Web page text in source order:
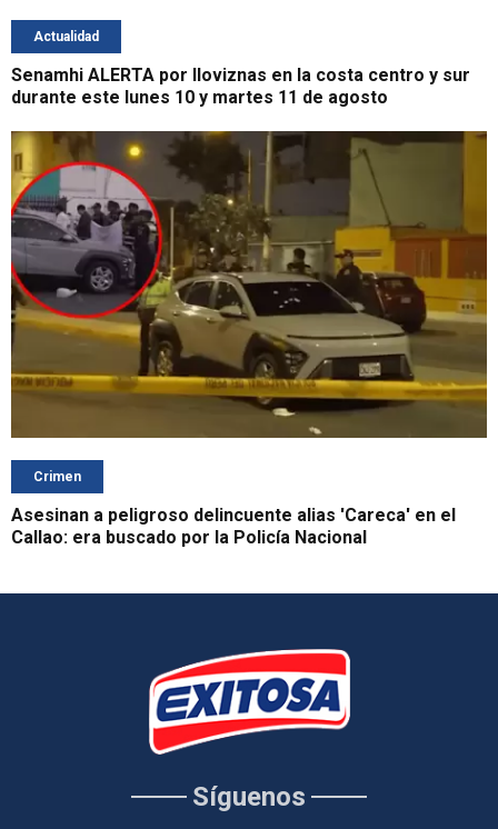
Actualidad
Senamhi ALERTA por lloviznas en la costa centro y sur
durante este lunes 10 y martes 11 de agosto
Crimen
Asesinan a peligroso delincuente alias 'Careca' en el
Callao: era buscado por la Policía Nacional
Síguenos